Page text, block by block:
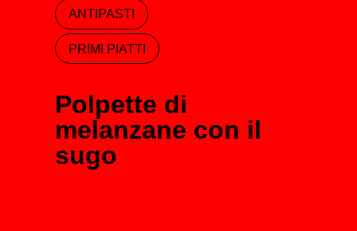
ANTIPASTI
PRIMI PIATTI
Polpette di
melanzane con il
sugo